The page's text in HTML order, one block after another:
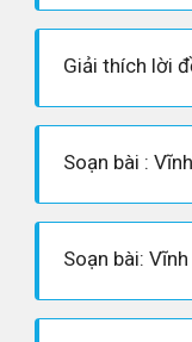
Giải thích lời